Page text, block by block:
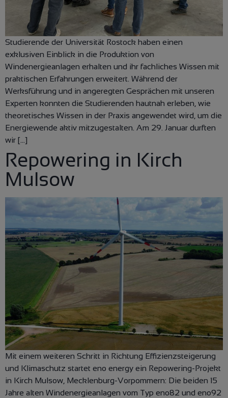
Studierende der Universität Rostock haben einen
exklusiven Einblick in die Produktion von
Windenergieanlagen erhalten und ihr fachliches Wissen mit
praktischen Erfahrungen erweitert. Während der
Werksführung und in angeregten Gesprächen mit unseren
Experten konnten die Studierenden hautnah erleben, wie
theoretisches Wissen in der Praxis angewendet wird, um die
Energiewende aktiv mitzugestalten. Am 29. Januar durften
wir […]
Repowering in Kirch
Mulsow
Mit einem weiteren Schritt in Richtung Effizienzsteigerung
und Klimaschutz startet eno energy ein Repowering-Projekt
in Kirch Mulsow, Mecklenburg-Vorpommern: Die beiden 15
Jahre alten Windenergieanlagen vom Typ eno82 und eno92